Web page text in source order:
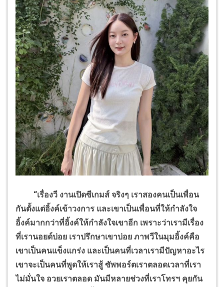
“เรื่องวี งานเปิดซีเกมส์ จริงๆ เราสองคนเป็นเพื่อน
กันตั้งแต่อิ้งค์เข้าวงการ และเขาเป็นเพื่อนที่ให้กำลังใจ
อิ้งค์มากกว่าที่อิ้งค์ให้กำลังใจเขาอีก เพราะว่าเรามีเรื่อง
ที่เรานอยด์บ่อย เราปรึกษาเขาบ่อย ภาพวีในมุมอิ้งค์คือ
เขาเป็นคนแข็งแกร่ง และเป็นคนที่เวลาเรามีปัญหาอะไร
เขาจะเป็นคนที่พูดให้เราสู้ ซัพพอร์ตเราตลอดเวลาที่เรา
ไม่มั่นใจ อวยเราตลอด มันมีหลายช่วงที่เราโทรฯ คุยกัน